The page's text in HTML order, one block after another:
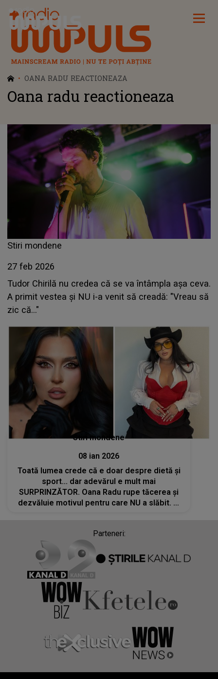
Radio Impuls
OANA RADU REACTIONEAZA
Oana radu reactioneaza
Stiri mondene
27 feb 2026
Tudor Chirilă nu credea că se va întâmpla așa ceva.
A primit vestea și NU i-a venit să creadă: "Vreau să
zic că..."
Stiri mondene
08 ian 2026
Toată lumea crede că e doar despre dietă și
sport... dar adevărul e mult mai
SURPRINZĂTOR. Oana Radu rupe tăcerea și
dezvăluie motivul pentru care NU a slăbit. Și
Parteneri: